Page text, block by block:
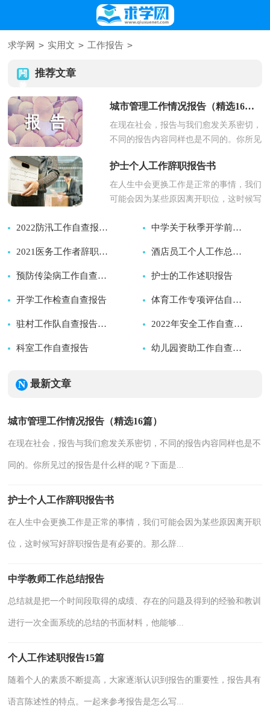
求学网 > 实用文 > 工作报告 >
推荐文章
城市管理工作情况报告（精选16篇）
在现在社会，报告与我们愈发关系密切，
不同的报告内容同样也是不同的。你所见
护士个人工作辞职报告书
在人生中会更换工作是正常的事情，我们
可能会因为某些原因离开职位，这时候写
2022防汛工作自查报告（精选10篇）
2026-08-06
中学关于秋季开学前学校安全工作检查情况的书面报告
2026-08-06
2021医务工作者辞职报告范文（通用7篇）
2026-08-06
酒店员工个人工作总结报告
2026-08-06
预防传染病工作自查报告
2026-08-05
护士的工作述职报告
2026-08-05
开学工作检查自查报告
2026-08-05
体育工作专项评估自查报告
2026-08-05
驻村工作队自查报告（通用13篇） 2022年安全工作自查报告
2026-08-05
科室工作自查报告 幼儿园资助工作自查报告
最新文章
城市管理工作情况报告（精选16篇）
在现在社会，报告与我们愈发关系密切，不同的报告内容同样也是不
同的。你所见过的报告是什么样的呢？下面是...
护士个人工作辞职报告书
在人生中会更换工作是正常的事情，我们可能会因为某些原因离开职
位，这时候写好辞职报告是有必要的。那么辞...
中学教师工作总结报告
总结就是把一个时间段取得的成绩、存在的问题及得到的经验和教训
进行一次全面系统的总结的书面材料，他能够...
个人工作述职报告15篇
随着个人的素质不断提高，大家逐渐认识到报告的重要性，报告具有
语言陈述性的特点。一起来参考报告是怎么写...